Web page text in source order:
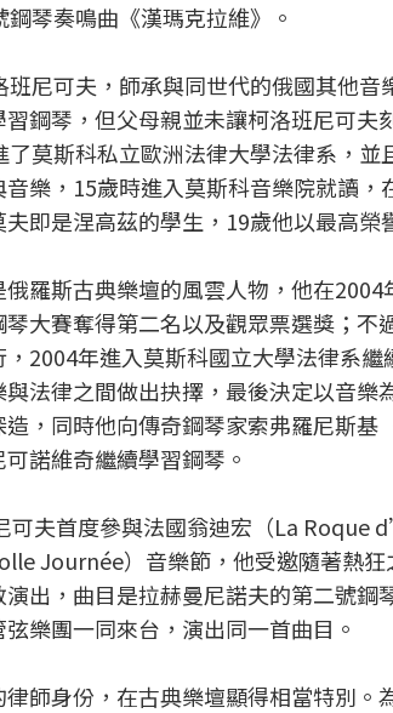
琴奏鳴曲《漢瑪克拉維》。
班尼可夫，師承與同世代的俄國其他
習鋼琴，但父母親並未讓柯洛班尼可
了莫斯科私立歐洲法律大學法律系，
樂，15歲時進入莫斯科音樂院就讀
即是涅高茲的學生，19歲他以最高榮
羅斯古典樂壇的風雲人物，他在
大賽奪得第二名以及觀眾票選獎；
2004年進入莫斯科國立大學法律系
法律之間做出抉擇，最後決定以音
造，同時他向傳奇鋼琴家索弗羅尼斯
諾維奇繼續學習鋼琴。
可夫首度參與法國翁迪宏（La
Journée）音樂節，他受邀隨著熱
出，曲目是拉赫曼尼諾夫的第二號
樂團一同來台，演出同一首曲目。
師身份，在古典樂壇顯得相當特別